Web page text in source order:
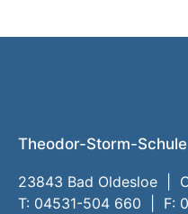
Theodor-Storm-
23843 Bad Oldesloe |
T: 04531-504 660 | F: